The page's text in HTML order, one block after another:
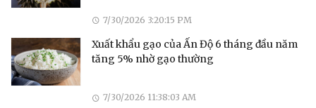
7/30/2026 3:20:15 PM
Xuất khẩu gạo của Ấn Độ 6 tháng đầu năm
tăng 5% nhờ gạo thường
7/30/2026 11:38:03 AM